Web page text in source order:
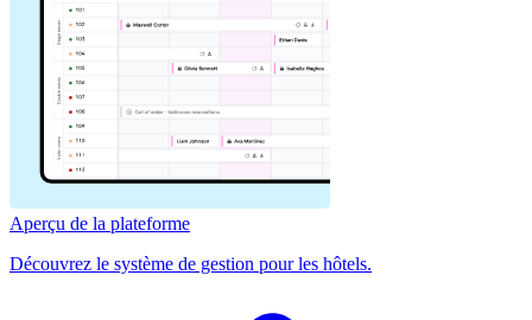
Aperçu de la plateforme
Découvrez le système de gestion pour les hôtels.